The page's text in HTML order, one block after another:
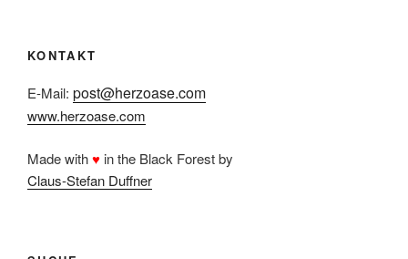
KONTAKT
E-Mail: post@herzoase.com
www.herzoase.com
Made with♥ in the Black Forest by
Claus-Stefan Duffner